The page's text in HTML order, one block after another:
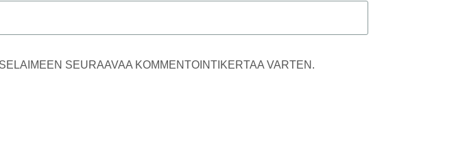
SEURAAVAA KOMMENTOINTIKERTAA VARTEN.